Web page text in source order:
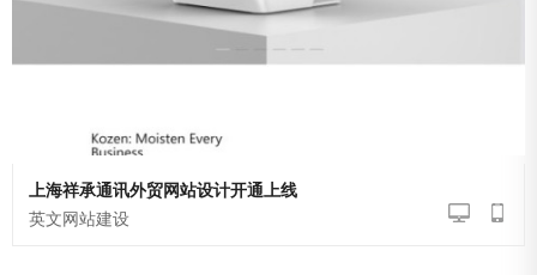
上海祥承通讯外贸网站设计开通上线
英文网站建设